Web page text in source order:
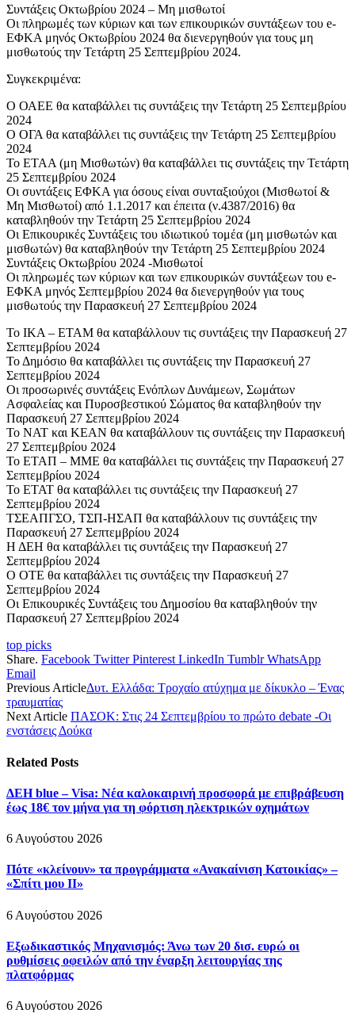
Συντάξεις Οκτωβρίου 2024 – Μη μισθωτοί
Οι πληρωμές των κύριων και των επικουρικών συντάξεων του e-
ΕΦΚΑ μηνός Οκτωβρίου 2024 θα διενεργηθούν για τους μη
μισθωτούς την Τετάρτη 25 Σεπτεμβρίου 2024.
Συγκεκριμένα:
Ο ΟΑΕΕ θα καταβάλλει τις συντάξεις την Τετάρτη 25 Σεπτεμβρίου
2024
Ο ΟΓΑ θα καταβάλλει τις συντάξεις την Τετάρτη 25 Σεπτεμβρίου
2024
Το ΕΤΑΑ (μη Μισθωτών) θα καταβάλλει τις συντάξεις την Τετάρτη
25 Σεπτεμβρίου 2024
Οι συντάξεις ΕΦΚΑ για όσους είναι συνταξιούχοι (Μισθωτοί &
Μη Μισθωτοί) από 1.1.2017 και έπειτα (ν.4387/2016) θα
καταβληθούν την Τετάρτη 25 Σεπτεμβρίου 2024
Οι Επικουρικές Συντάξεις του ιδιωτικού τομέα (μη μισθωτών και
μισθωτών) θα καταβληθούν την Τετάρτη 25 Σεπτεμβρίου 2024
Συντάξεις Οκτωβρίου 2024 -Μισθωτοί
Οι πληρωμές των κύριων και των επικουρικών συντάξεων του e-
ΕΦΚΑ μηνός Σεπτεμβρίου 2024 θα διενεργηθούν για τους
μισθωτούς την Παρασκευή 27 Σεπτεμβρίου 2024
Το ΙΚΑ – ΕΤΑΜ θα καταβάλλουν τις συντάξεις την Παρασκευή 27
Σεπτεμβρίου 2024
Το Δημόσιο θα καταβάλλει τις συντάξεις την Παρασκευή 27
Σεπτεμβρίου 2024
Οι προσωρινές συντάξεις Ενόπλων Δυνάμεων, Σωμάτων
Ασφαλείας και Πυροσβεστικού Σώματος θα καταβληθούν την
Παρασκευή 27 Σεπτεμβρίου 2024
Το ΝΑΤ και ΚΕΑΝ θα καταβάλλουν τις συντάξεις την Παρασκευή
27 Σεπτεμβρίου 2024
Το ΕΤΑΠ – ΜΜΕ θα καταβάλλει τις συντάξεις την Παρασκευή 27
Σεπτεμβρίου 2024
Το ΕΤΑΤ θα καταβάλλει τις συντάξεις την Παρασκευή 27
Σεπτεμβρίου 2024
ΤΣΕΑΠΓΣΟ, ΤΣΠ-ΗΣΑΠ θα καταβάλλουν τις συντάξεις την
Παρασκευή 27 Σεπτεμβρίου 2024
Η ΔΕΗ θα καταβάλλει τις συντάξεις την Παρασκευή 27
Σεπτεμβρίου 2024
Ο ΟΤΕ θα καταβάλλει τις συντάξεις την Παρασκευή 27
Σεπτεμβρίου 2024
Οι Επικουρικές Συντάξεις του Δημοσίου θα καταβληθούν την
Παρασκευή 27 Σεπτεμβρίου 2024
top picks
Share. Facebook Twitter Pinterest LinkedIn Tumblr WhatsApp
Email
Previous ArticleΔυτ. Ελλάδα: Τροχαίο ατύχημα με δίκυκλο – Ένας
τραυματίας
Next Article ΠΑΣΟΚ: Στις 24 Σεπτεμβρίου το πρώτο debate -Οι
ενστάσεις Δούκα
Related Posts
ΔΕΗ blue – Visa: Νέα καλοκαιρινή προσφορά με επιβράβευση
έως 18€ τον μήνα για τη φόρτιση ηλεκτρικών οχημάτων
6 Αυγούστου 2026
Πότε «κλείνουν» τα προγράμματα «Ανακαίνιση Κατοικίας» –
«Σπίτι μου ΙΙ»
6 Αυγούστου 2026
Εξωδικαστικός Μηχανισμός: Άνω των 20 δισ. ευρώ οι
ρυθμίσεις οφειλών από την έναρξη λειτουργίας της
πλατφόρμας
6 Αυγούστου 2026